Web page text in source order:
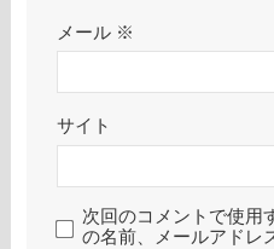
メール ※
サイト
次回のコメントで使用
の名前、メールアドレ